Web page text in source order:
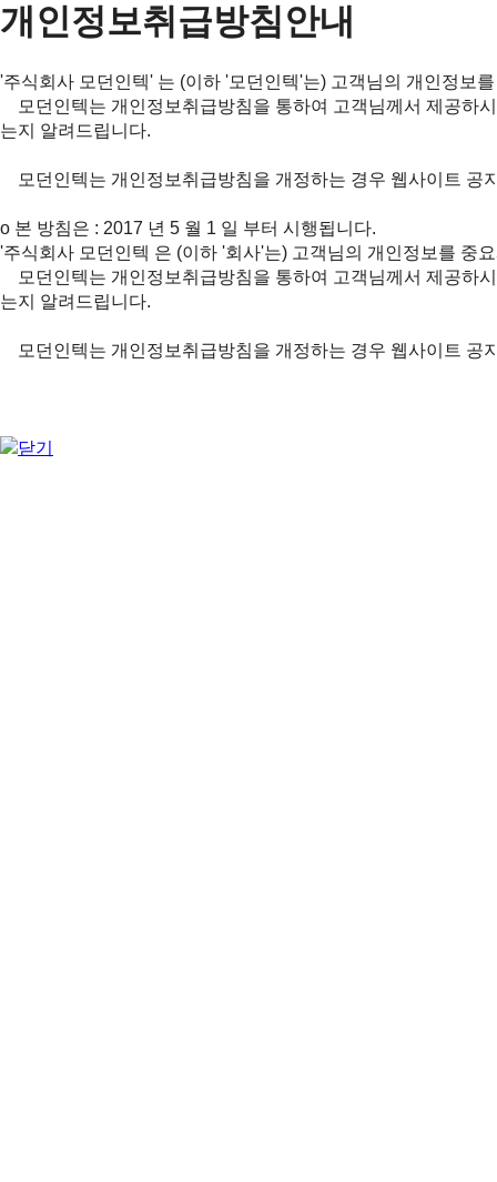
개인정보취급방침안내
'주식회사 모던인텍' 는 (이하 '모던인텍'는) 고객님의 개인정보
모던인텍는 개인정보취급방침을 통하여 고객님께서 제공하
는지 알려드립니다.
모던인텍는 개인정보취급방침을 개정하는 경우 웹사이트 공
ο 본 방침은 : 2017 년 5 월 1 일 부터 시행됩니다.
'주식회사 모던인텍 은 (이하 '회사'는) 고객님의 개인정보를 중
모던인텍는 개인정보취급방침을 통하여 고객님께서 제공하
는지 알려드립니다.
모던인텍는 개인정보취급방침을 개정하는 경우 웹사이트 공